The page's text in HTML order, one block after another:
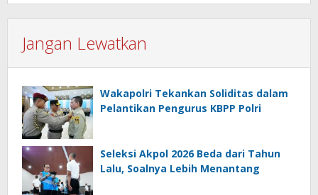
Jangan Lewatkan
Wakapolri Tekankan Soliditas dalam
Pelantikan Pengurus KBPP Polri
Seleksi Akpol 2026 Beda dari Tahun
Lalu, Soalnya Lebih Menantang